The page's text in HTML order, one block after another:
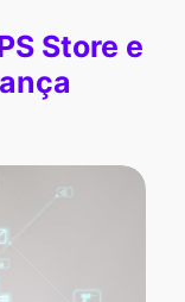
Store e